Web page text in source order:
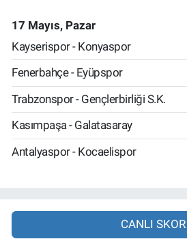
17 Mayıs, Pazar
Kayserispor - Konyaspor
Fenerbahçe - Eyüpspor
Trabzonspor - Gençlerbirliği S.K.
Kasımpaşa - Galatasaray
Antalyaspor - Kocaelispor
CANLI SKOR